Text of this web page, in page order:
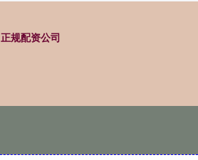
正规配资公司